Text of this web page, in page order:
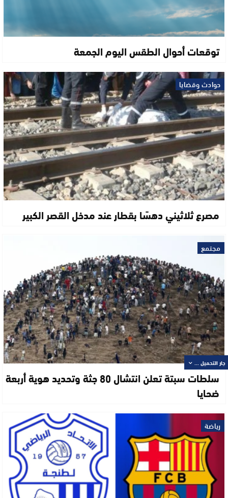
توقعات أحوال الطقس اليوم الجمعة
حوادث وقضايا
مصرع ثلاثيني دهسًا بقطار عند مدخل القصر الكبير
مجتمع
سلطات سبتة تعلن انتشال 80 جثة وتحديد هوية أربعة
ضحايا
رياضة
جار التحميل ...